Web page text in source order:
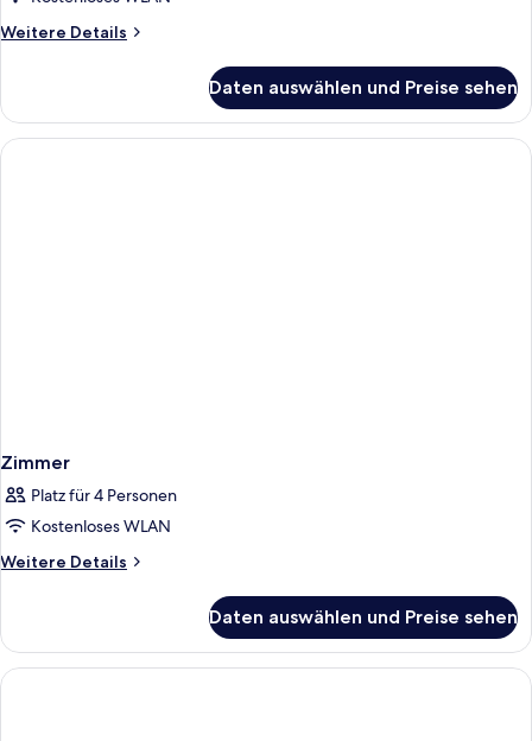
Weitere Details
Weitere
Daten auswählen und Preise sehen
Zimmer
Platz für 4 Personen
Kostenloses WLAN
Weitere Details
Weitere
Daten auswählen und Preise sehen